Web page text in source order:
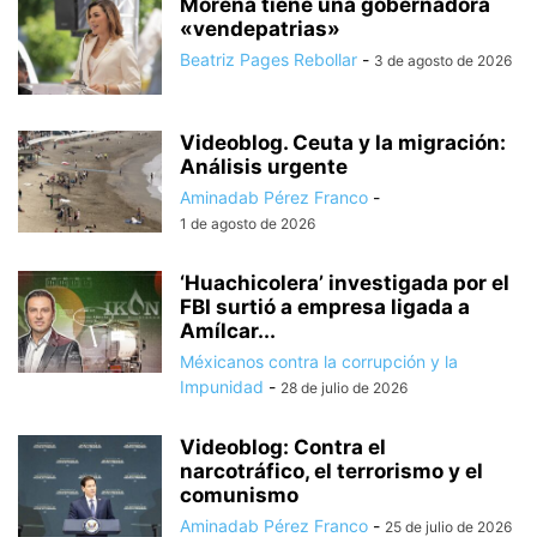
«vendepatrias»
Beatriz Pages Rebollar - 3 de agosto de 2026
Videoblog. Ceuta y la migración:
Análisis urgente
Aminadab Pérez Franco -
1 de agosto de 2026
‘Huachicolera’ investigada por el
FBI surtió a empresa ligada a
Amílcar...
Méxicanos contra la corrupción y la
Impunidad - 28 de julio de 2026
Videoblog: Contra el
narcotráfico, el terrorismo y el
comunismo
Aminadab Pérez Franco - 25 de julio de 2026